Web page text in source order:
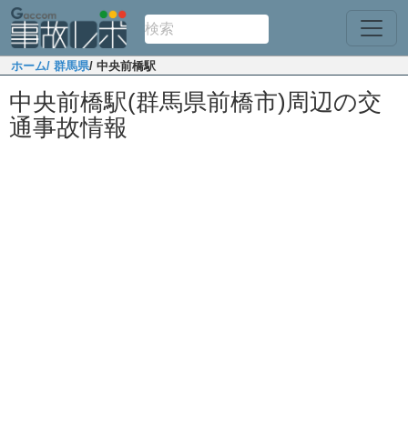
ホーム/ 群馬県/ 中央前橋駅
中央前橋駅(群馬県前橋市)周辺の交
通事故情報